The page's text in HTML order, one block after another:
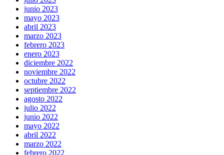
junio 2023
mayo 2023
abril 2023
marzo 2023
febrero 2023
enero 2023
diciembre 2022
noviembre 2022
octubre 2022
septiembre 2022
agosto 2022
julio 2022
junio 2022
mayo 2022
abril 2022
marzo 2022
febrero 2022